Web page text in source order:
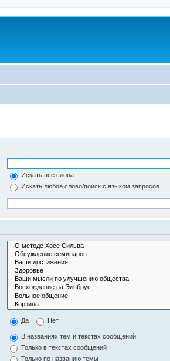
Искать все слова
Искать любое слово/поиск с языком запросов
Да Нет
В названиях тем и текстах сообщений
Только в текстах сообщений
Только по названию темы